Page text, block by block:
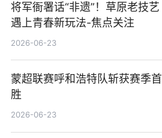
将军衙署话“非遗”！草原老技艺
遇上青春新玩法-焦点关注
2026-06-23
蒙超联赛呼和浩特队斩获赛季首
胜
2026-06-23